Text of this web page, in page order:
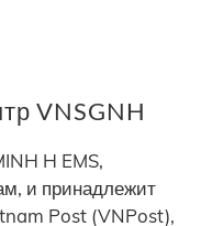
VNSGNH
H EMS,
и принадлежит
Post (VNPost),